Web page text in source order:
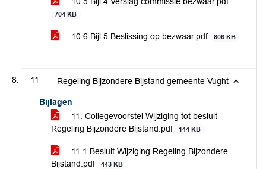
704 KB
10.6 Bijl 5 Beslissing op bezwaar.pdf 806 KB
11 Regeling Bijzondere Bijstand gemeente Vught
Bijlagen
11. Collegevoorstel Wijziging tot besluit
Regeling Bijzondere Bijstand.pdf
144 KB
11.1 Besluit Wijziging Regeling Bijzondere
Bijstand.pdf
443 KB